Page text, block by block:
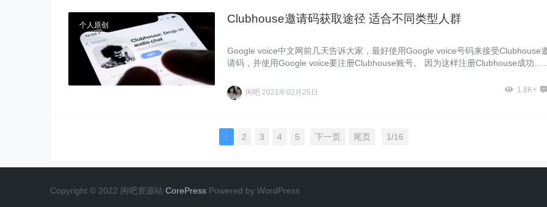
个人原创 Clubhouse邀请码获取途径 适合不同类型人群
Google voice中文网前几天告诉大家，最好使用Google voice号码来接受Clubhouse
请码，并使用Google voice要注册Clubhouse账号。 因为这样注册Clubhouse成功……
闲吧 2021年02月25日 1.8K+
1 2 3 4 5 下一页 尾页 1/16
Copyright © 2022 闲吧资源站 CorePress Powered by WordPress